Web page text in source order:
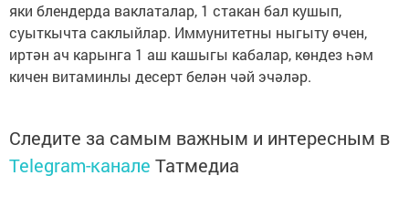
яки блендерда ваклаталар, 1 стакан бал кушып,
суыткычта саклыйлар. Иммунитетны ныгыту өчен,
иртән ач карынга 1 аш кашыгы кабалар, көндез һәм
кичен витаминлы десерт белән чәй эчәләр.
Следите за самым важным и интересным в
Telegram-канале Татмедиа